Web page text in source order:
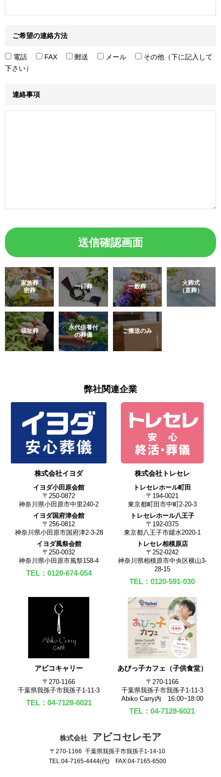
ご希望の連絡方法
電話 FAX 郵送 メール
その他（下に記入して
下さい）
連絡事項
家族葬
密葬
一日葬 一般葬
火葬式
（直葬）
福祉葬
永代供養付
の葬儀
ご搬送のみ
弊社関連企業
株式会社イヨダ
イヨダ小田原会館
〒250-0872
神奈川県小田原市中里240-2
イヨダ国府津会館
〒256-0812
神奈川県小田原市国府津2-3-28
イヨダ風祭会館
〒250-0032
神奈川県小田原市風祭158-4
TEL：0120-674-054
株式会社トレセレ
トレセレホール町田
〒194-0021
東京都町田市中町2-20-3
トレセレホール八王子
〒192-0375
東京都八王子市鑓水2020-1
トレセレ相模原店
〒252-0242
神奈川県相模原市中央区横山3-
28-15
TEL：0120-591-030
アビコキャリー
〒270‐1166
千葉県我孫子市我孫子1-11-3
TEL：04-7128-6021
あびっ子カフェ（子供食堂）
〒270‐1166
千葉県我孫子市我孫子1-11-3
Abiko Carry内 16:00~18:00
TEL：04-7128-6021
株式会社 アビコセレモア
〒270-1166 千葉県我孫子市我孫子1-14-10
TEL:04-7165-4444(代) FAX:04-7165-6500